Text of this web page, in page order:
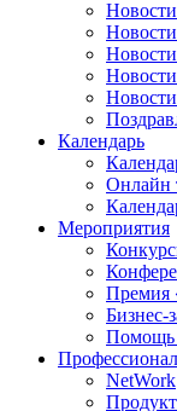
Календарь
Онлайн
Мероприятия
Премия
Бизнес-
Помощь
NetWork